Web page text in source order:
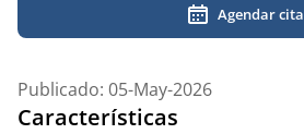
Agendar cita
Publicado: 05-May-2026
Características